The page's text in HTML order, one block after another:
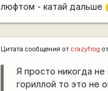
люфтом - катай дальше
Цитата сообщения отcrazyfrog
Я просто никогда
гориллой то это не